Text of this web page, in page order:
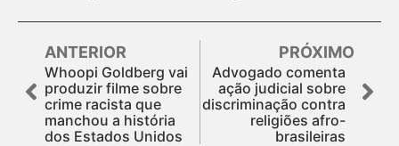
ANTERIOR
Whoopi Goldberg vai
produzir filme sobre
crime racista que
manchou a história
dos Estados Unidos
PRÓXIMO
Advogado comenta
ação judicial sobre
discriminação contra
religiões afro-
brasileiras